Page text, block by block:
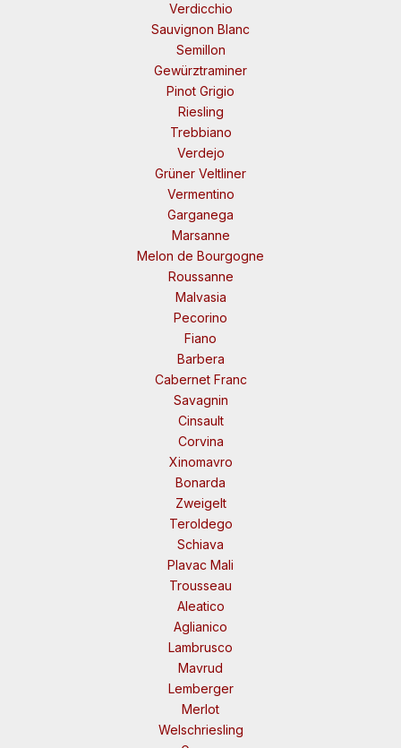
Verdicchio
Sauvignon Blanc
Semillon
Gewürztraminer
Pinot Grigio
Riesling
Trebbiano
Verdejo
Grüner Veltliner
Vermentino
Garganega
Marsanne
Melon de Bourgogne
Roussanne
Malvasia
Pecorino
Fiano
Barbera
Cabernet Franc
Savagnin
Cinsault
Corvina
Xinomavro
Bonarda
Zweigelt
Teroldego
Schiava
Plavac Mali
Trousseau
Aleatico
Aglianico
Lambrusco
Mavrud
Lemberger
Merlot
Welschriesling